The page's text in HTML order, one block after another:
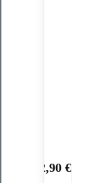
2,90 €